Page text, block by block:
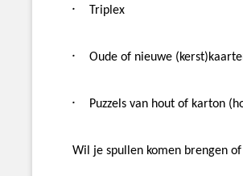
· Triplex
· Oude of nieuwe
· Puzzels van hout of karton
Wil je spullen komen brengen